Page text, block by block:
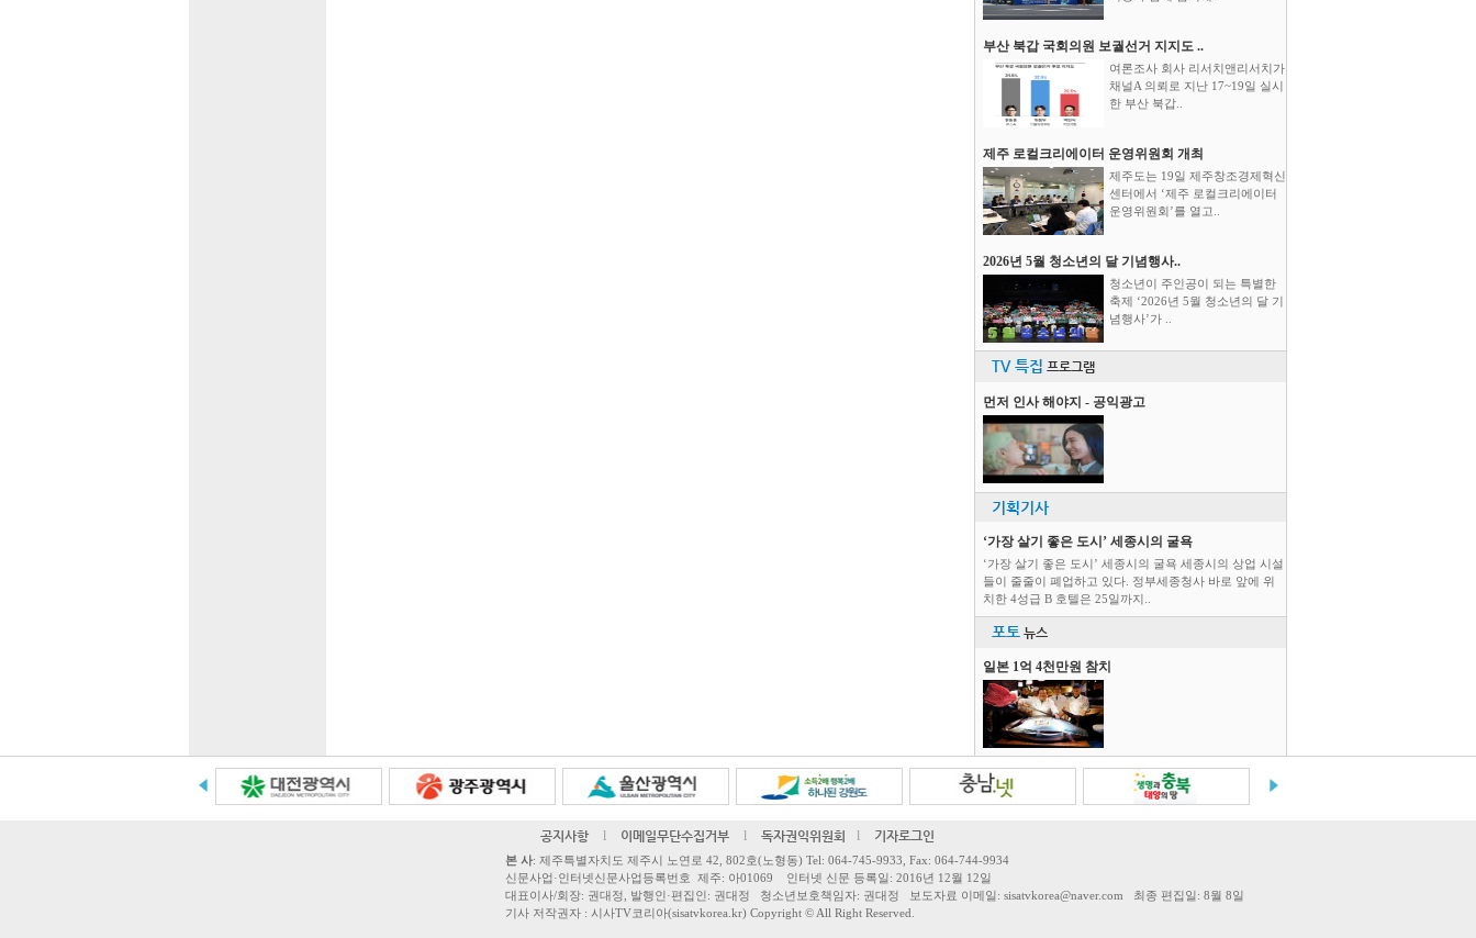
부산 북갑 국회의원 보궐선거 지지도 ..
여론조사 회사 리서치앤리서치가
채널A 의뢰로 지난 17~19일 실시
한 부산 북갑..
제주 로컬크리에이터 운영위원회 개최
제주도는 19일 제주창조경제혁신
센터에서 ‘제주 로컬크리에이터
운영위원회’를 열고..
2026년 5월 청소년의 달 기념행사..
청소년이 주인공이 되는 특별한
축제 ‘2026년 5월 청소년의 달 기
념행사’가 ..
TV 특집 프로그램
먼저 인사 해야지 - 공익광고
기획기사
‘가장 살기 좋은 도시’ 세종시의 굴욕
‘가장 살기 좋은 도시’ 세종시의 굴욕 세종시의 상업 시설
들이 줄줄이 폐업하고 있다. 정부세종청사 바로 앞에 위
치한 4성급 B 호텔은 25일까지..
포토 뉴스
일본 1억 4천만원 참치
공지사항 l 이메일무단수집거부 l 독자권익위원회 l 기자로그인
본 사: 제주특별자치도 제주시 노연로 42, 802호(노형동) Tel: 064-745-9933, Fax: 064-744-9934
신문사업·인터넷신문사업등록번호 제주: 아01069 인터넷 신문 등록일: 2016년 12월 12일
대표이사/회장: 권대정, 발행인·편집인: 권대정 청소년보호책임자: 권대정 보도자료 이메일: sisatvkorea@naver.com 최종 편집일: 8월 8일
기사 저작권자 : 시사TV코리아(sisatvkorea.kr) Copyright © All Right Reserved.